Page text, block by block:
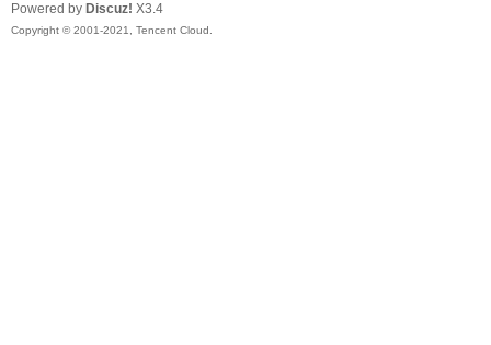
Powered by Discuz! X3.4
Copyright © 2001-2021, Tencent Cloud.